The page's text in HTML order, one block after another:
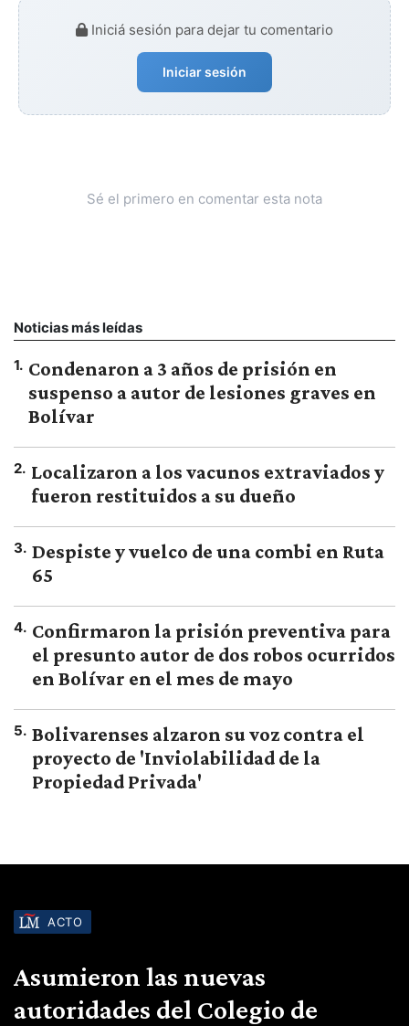
Iniciá sesión para dejar tu comentario
Iniciar sesión
Sé el primero en comentar esta nota
Noticias más leídas
1. Condenaron a 3 años de prisión en
suspenso a autor de lesiones graves en
Bolívar
2. Localizaron a los vacunos extraviados y
fueron restituidos a su dueño
3. Despiste y vuelco de una combi en Ruta
65
4. Confirmaron la prisión preventiva para
el presunto autor de dos robos ocurridos
en Bolívar en el mes de mayo
5. Bolivarenses alzaron su voz contra el
proyecto de 'Inviolabilidad de la
Propiedad Privada'
ACTO
Asumieron las nuevas
autoridades del Colegio de